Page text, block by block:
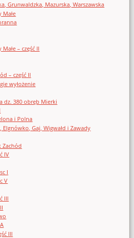
Grunwaldzka, Mazurska, Warszawska
Małe
– część II
– część II
wyłożenie
dz. 380 obręb Mierki
i Polna
Elgnówko, Gaj, Wigwałd i Zawady
Zachód
IV
I
V
III
III